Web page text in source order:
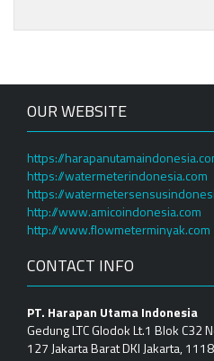
OUR WEBSITE
https://
https://watermeterindonesia.com
https://
http://www.amicoindonesia.com
http://www.flowmeterminyak.com
CONTACT INFO
PT. Harapan Utama Indonesia
Gedung LTC Glodok Lt.1 Blok C32
127 Jakarta Barat DKI Jakarta,